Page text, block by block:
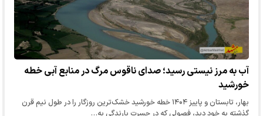
آب به مرز نیستی رسید؛ صدای ناقوس مرگ در منابع آبی خطه
خورشید
بهار، تابستان و پاییز ۱۴۰۴ خطه خورشید خشک‌ترین روزگار را در طول نیم قرن
گذشته به خود دید، فصولی که در حسرت بارندگی به…